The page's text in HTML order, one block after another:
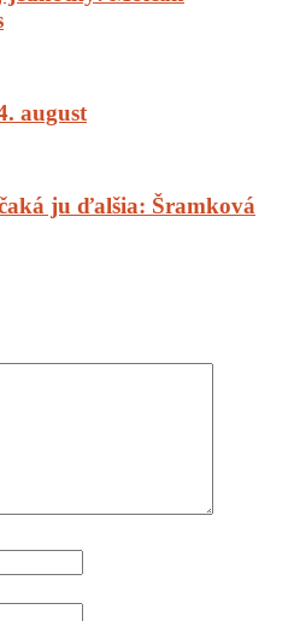
august
ju ďalšia: Šramková